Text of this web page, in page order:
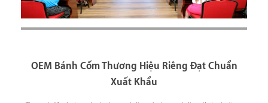
OEM Bánh Cốm Thương Hiệu Riêng Đạt Chuẩn
Xuất Khẩu